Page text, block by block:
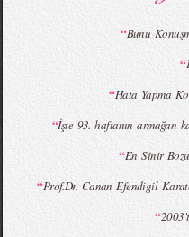
MBFWI - Giray Sepin 2015 Yaz
“Bunu
“
“Hata Yapma
“İşte 93. haftanın armağan
“En Sinir
“Prof.Dr. Canan Efendigil
“